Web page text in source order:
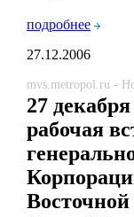
подробнее
27.12.2006
mvs.metropol.ru -
27
рабочая